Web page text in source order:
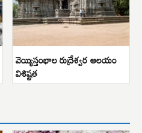
వెయ్యిస్తంభాల రుద్రేశ్వర ఆలయం
విశిష్టత